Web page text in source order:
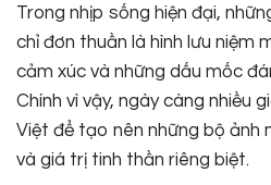
Trong nhịp sống hiện đại,
chỉ đơn thuần là hình lưu niệm
cảm xúc và những dấu mốc
Chính vì vậy, ngày càng nhiều
Việt để tạo nên những bộ ảnh
và giá trị tinh thần riêng biệt.